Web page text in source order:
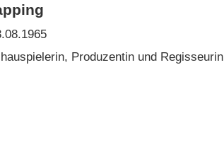
Produzentin und Regisseurin